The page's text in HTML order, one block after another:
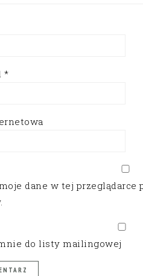
*
dane w tej przeglądarce
do listy mailingowej